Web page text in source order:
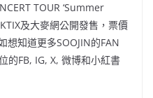
TOUR ‘Summer
及大麥網公開發售，票價
知道更多SOOJIN的FAN
的FB, IG, X, 微博和小紅書